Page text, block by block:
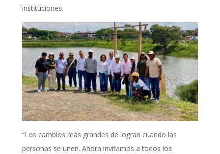
instituciones.
“Los cambios más grandes de logran cuando las
personas se unen. Ahora invitamos a todos los